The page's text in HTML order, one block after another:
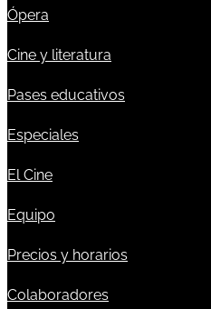
Ópera
Cine y literatura
Pases educativos
Especiales
El Cine
Equipo
Precios y horarios
Colaboradores